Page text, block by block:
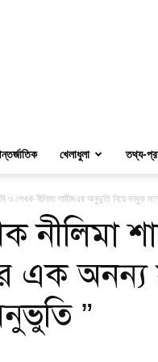
খেলাধুলা তথ্য-
ও লেখক নীলিমা শামীমএর অনুভুতি নিয়ে ভাবুক
নীলিমা
এক অনন্য
”